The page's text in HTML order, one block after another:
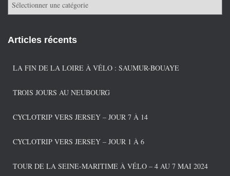
a
é
gArticles récents
LA FIN DE LA LOIRE À VÉLO : SAUMUR-BOUAYE
TROIS JOURS AU NEUBOURG
CYCLOTRIP VERS JERSEY – JOUR 7 À 14
CYCLOTRIP VERS JERSEY – JOUR 1 À 6
TOUR DE LA SEINE-MARITIME À VÉLO – 4 AU 7 MAI 2024